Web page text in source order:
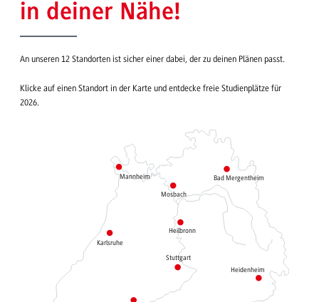
in deiner Nähe!
An unseren 12 Standorten ist sicher einer dabei, der zu deinen Plänen passt.
Klicke auf einen Standort in der Karte und entdecke freie Studienplätze für
2026.
Heidenheim
Mannheim
Mosbach
Bad Mergentheim
Heilbronn
Karlsruhe
Stuttgart